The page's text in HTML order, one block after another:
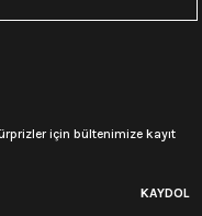
için bültenimize kayıt
KAYDOL